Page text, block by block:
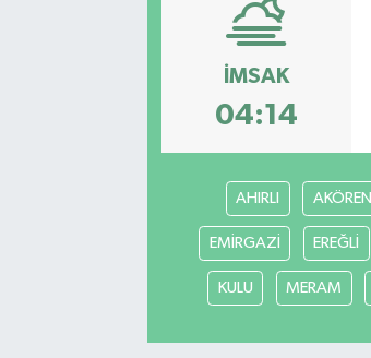
İMSAK
04:14
AHIRLI AKÖREN
EMİRGAZİ EREĞLİ
KULU MERAM